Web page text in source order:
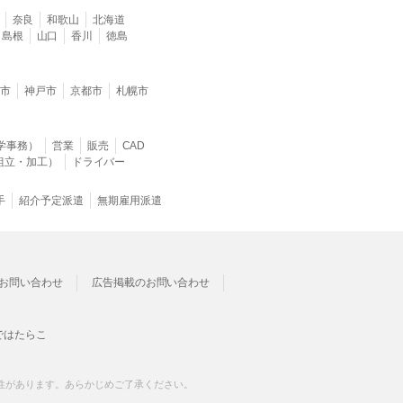
奈良 和歌山
北海道
島根
山口 香川 徳島
神戸市 京都市 札幌市
務） 営業 販売
CAD
・加工）
ドライバー
紹介予定派遣 無期雇用派遣
問い合わせ 広告掲載のお問い合わせ
はたらこ
あります。あらかじめご了承ください。